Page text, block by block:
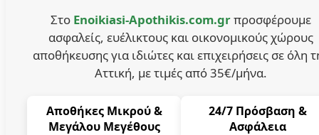
Στο Enoikiasi-Apothikis.com.grπροσφέρουμε
ασφαλείς, ευέλικτους και οικονομικούς χώρους
αποθήκευσης για ιδιώτες και επιχειρήσεις σε όλη
Αττική, με τιμές από 35€/μήνα.
Αποθήκες Μικρού &
Μεγάλου Μεγέθους
24/7 Πρόσβαση &
Ασφάλεια